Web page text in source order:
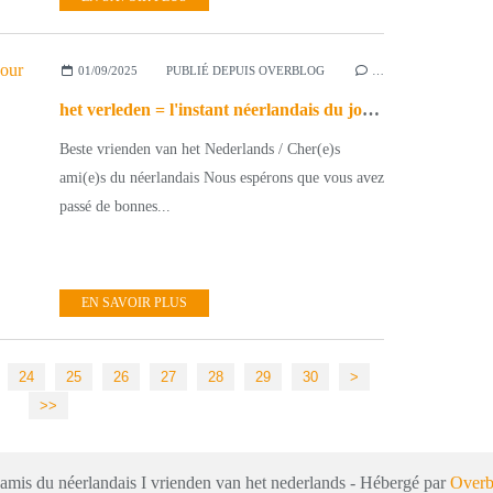
01/09/2025 PUBLIÉ DEPUIS OVERBLOG
het verleden = l'instant néerlandais du jour (2025_09_01)
Beste vrienden van het Nederlands / Cher(e)s
ami(e)s du néerlandais Nous espérons que vous avez
passé de bonnes...
EN SAVOIR PLUS
24 25 26 27 28 29 30 40
50
60
70
80
90
100
200
>
>>
du néerlandais I vrienden van het nederlands - Hébergé par